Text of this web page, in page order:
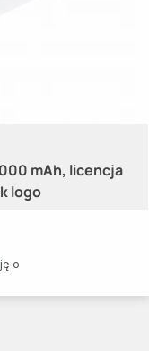
mAh, licencja
logo
o